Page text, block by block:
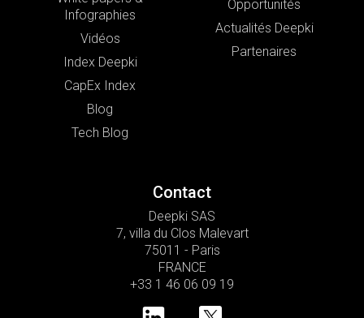
Infographies
Vidéos
Index Deepki
CapEx Index
Blog
Tech Blog
Opportunités
Actualités Deepki
Partenaires
Contact
Deepki SAS
7, villa du Clos Malevart
75011 - Paris
FRANCE
+33 1 46 06 09 19